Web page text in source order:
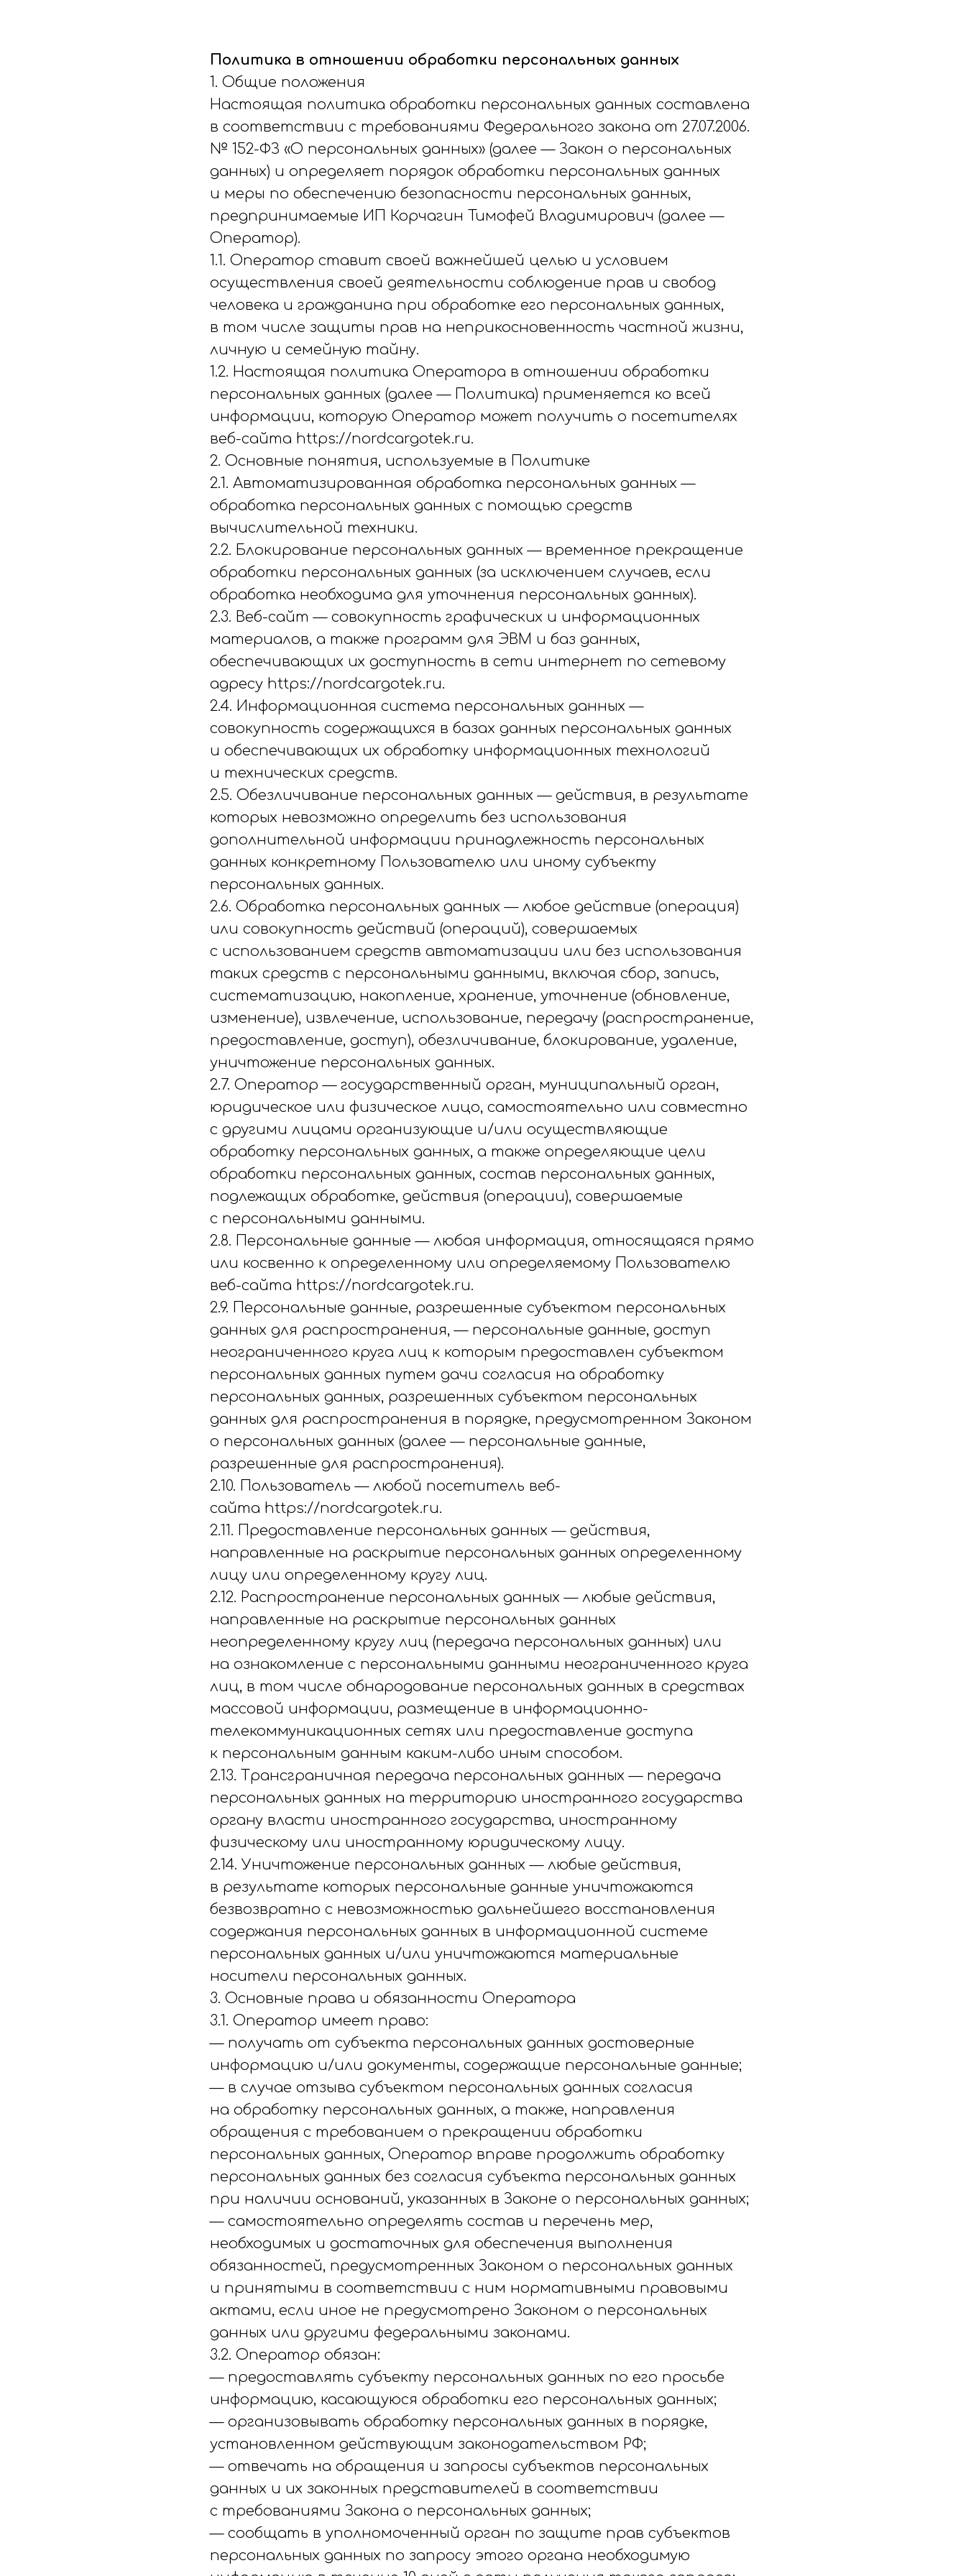
Политика в отношении обработки персональных данных
1. Общие положения
Настоящая политика обработки персональных данных составлена
в соответствии с требованиями Федерального закона от 27.07.2006.
№ 152-ФЗ «О персональных данных» (далее — Закон о персональных
данных) и определяет порядок обработки персональных данных
и меры по обеспечению безопасности персональных данных,
предпринимаемые ИП Корчагин Тимофей Владимирович (далее —
Оператор).
1.1. Оператор ставит своей важнейшей целью и условием
осуществления своей деятельности соблюдение прав и свобод
человека и гражданина при обработке его персональных данных,
в том числе защиты прав на неприкосновенность частной жизни,
личную и семейную тайну.
1.2. Настоящая политика Оператора в отношении обработки
персональных данных (далее — Политика) применяется ко всей
информации, которую Оператор может получить о посетителях
веб-сайта https://nordcargotek.ru.
2. Основные понятия, используемые в Политике
2.1. Автоматизированная обработка персональных данных —
обработка персональных данных с помощью средств
вычислительной техники.
2.2. Блокирование персональных данных — временное прекращение
обработки персональных данных (за исключением случаев, если
обработка необходима для уточнения персональных данных).
2.3. Веб-сайт — совокупность графических и информационных
материалов, а также программ для ЭВМ и баз данных,
обеспечивающих их доступность в сети интернет по сетевому
адресу https://nordcargotek.ru.
2.4. Информационная система персональных данных —
совокупность содержащихся в базах данных персональных данных
и обеспечивающих их обработку информационных технологий
и технических средств.
2.5. Обезличивание персональных данных — действия, в результате
которых невозможно определить без использования
дополнительной информации принадлежность персональных
данных конкретному Пользователю или иному субъекту
персональных данных.
2.6. Обработка персональных данных — любое действие (операция)
или совокупность действий (операций), совершаемых
с использованием средств автоматизации или без использования
таких средств с персональными данными, включая сбор, запись,
систематизацию, накопление, хранение, уточнение (обновление,
изменение), извлечение, использование, передачу (распространение,
предоставление, доступ), обезличивание, блокирование, удаление,
уничтожение персональных данных.
2.7. Оператор — государственный орган, муниципальный орган,
юридическое или физическое лицо, самостоятельно или совместно
с другими лицами организующие и/или осуществляющие
обработку персональных данных, а также определяющие цели
обработки персональных данных, состав персональных данных,
подлежащих обработке, действия (операции), совершаемые
с персональными данными.
2.8. Персональные данные — любая информация, относящаяся прямо
или косвенно к определенному или определяемому Пользователю
веб-сайта https://nordcargotek.ru.
2.9. Персональные данные, разрешенные субъектом персональных
данных для распространения, — персональные данные, доступ
неограниченного круга лиц к которым предоставлен субъектом
персональных данных путем дачи согласия на обработку
персональных данных, разрешенных субъектом персональных
данных для распространения в порядке, предусмотренном Законом
о персональных данных (далее — персональные данные,
разрешенные для распространения).
2.10. Пользователь — любой посетитель веб-
сайта https://nordcargotek.ru.
2.11. Предоставление персональных данных — действия,
направленные на раскрытие персональных данных определенному
лицу или определенному кругу лиц.
2.12. Распространение персональных данных — любые действия,
направленные на раскрытие персональных данных
неопределенному кругу лиц (передача персональных данных) или
на ознакомление с персональными данными неограниченного круга
лиц, в том числе обнародование персональных данных в средствах
массовой информации, размещение в информационно-
телекоммуникационных сетях или предоставление доступа
к персональным данным каким-либо иным способом.
2.13. Трансграничная передача персональных данных — передача
персональных данных на территорию иностранного государства
органу власти иностранного государства, иностранному
физическому или иностранному юридическому лицу.
2.14. Уничтожение персональных данных — любые действия,
в результате которых персональные данные уничтожаются
безвозвратно с невозможностью дальнейшего восстановления
содержания персональных данных в информационной системе
персональных данных и/или уничтожаются материальные
носители персональных данных.
3. Основные права и обязанности Оператора
3.1. Оператор имеет право:
— получать от субъекта персональных данных достоверные
информацию и/или документы, содержащие персональные данные;
— в случае отзыва субъектом персональных данных согласия
на обработку персональных данных, а также, направления
обращения с требованием о прекращении обработки
персональных данных, Оператор вправе продолжить обработку
персональных данных без согласия субъекта персональных данных
при наличии оснований, указанных в Законе о персональных данных;
— самостоятельно определять состав и перечень мер,
необходимых и достаточных для обеспечения выполнения
обязанностей, предусмотренных Законом о персональных данных
и принятыми в соответствии с ним нормативными правовыми
актами, если иное не предусмотрено Законом о персональных
данных или другими федеральными законами.
3.2. Оператор обязан:
— предоставлять субъекту персональных данных по его просьбе
информацию, касающуюся обработки его персональных данных;
— организовывать обработку персональных данных в порядке,
установленном действующим законодательством РФ;
— отвечать на обращения и запросы субъектов персональных
данных и их законных представителей в соответствии
с требованиями Закона о персональных данных;
— сообщать в уполномоченный орган по защите прав субъектов
персональных данных по запросу этого органа необходимую